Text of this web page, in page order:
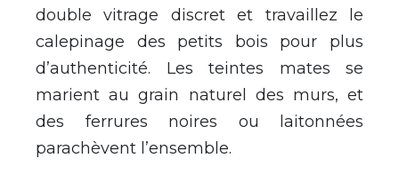
double vitrage discret et travaillez le
calepinage des petits bois pour plus
d’authenticité. Les teintes mates se
marient au grain naturel des murs, et
des ferrures noires ou laitonnées
parachèvent l’ensemble.